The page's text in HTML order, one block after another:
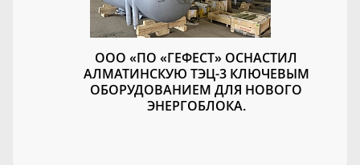
ООО «ПО «ГЕФЕСТ» ОСНАСТИЛ
АЛМАТИНСКУЮ ТЭЦ-3 КЛЮЧЕВЫМ
ОБОРУДОВАНИЕМ ДЛЯ НОВОГО
ЭНЕРГОБЛОКА.